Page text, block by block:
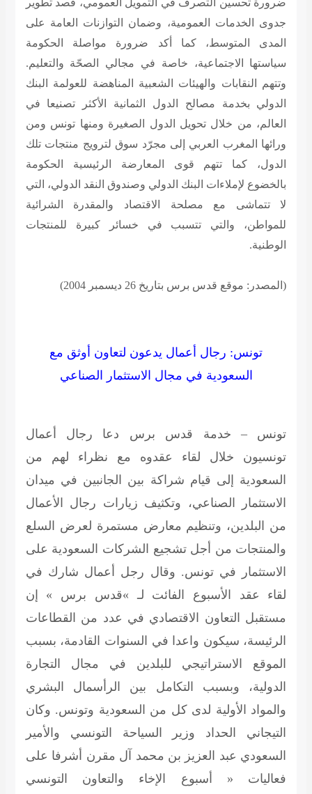
ضرورة تحسين التصرف في التمويل العمومي، قصد تطوير
جدوى الخدمات العمومية، وضمان التوازنات العامة على
المدى المتوسط، كما أكد ضرورة مواصلة الحكومة
سياستها الاجتماعية، خاصة في مجالي الصحّة والتعليم.
وتتهم النقابات والهيئات الشعبية المناهضة للعولمة البنك
الدولي بخدمة مصالح الدول الثمانية الأكثر تصنيعا في
العالم، من خلال تحويل الدول الصغيرة ومنها تونس ومن
ورائها المغرب العربي إلى مجرّد سوق لترويج منتجات تلك
الدول، كما تتهم قوى المعارضة الرئيسية الحكومة
بالخضوع لإملاءات البنك الدولي وصندوق النقد الدولي، التي
لا تتماشى مع مصلحة الاقتصاد والمقدرة الشرائية
للمواطن، والتي تتسبب في خسائر كبيرة للمنتجات
الوطنية.
(المصدر: موقع قدس برس بتاريخ 26 ديسمبر 2004)
تونس: رجال أعمال يدعون لتعاون أوثق مع
السعودية في مجال الاستثمار الصناعي
تونس – خدمة قدس برس دعا رجال أعمال
تونسيون خلال لقاء عقدوه مع نظراء لهم من
السعودية إلى قيام شراكة بين الجانبين في ميدان
الاستثمار الصناعي، وتكثيف زيارات رجال الأعمال
من البلدين، وتنظيم معارض مستمرة لعرض السلع
والمنتجات من أجل تشجيع الشركات السعودية على
الاستثمار في تونس. وقال رجل أعمال شارك في
لقاء عقد الأسبوع الفائت لـ »قدس برس » إن
مستقبل التعاون الاقتصادي في عدد من القطاعات
الرئيسة، سيكون واعدا في السنوات القادمة، بسبب
الموقع الاستراتيجي للبلدين في مجال التجارة
الدولية، وبسبب التكامل بين الرأسمال البشري
والمواد الأولية لدى كل من السعودية وتونس. وكان
التيجاني الحداد وزير السياحة التونسي والأمير
السعودي عبد العزيز بن محمد آل مقرن أشرفا على
فعاليات « أسبوع الإخاء والتعاون التونسي